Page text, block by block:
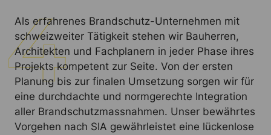
Als erfahrenes Brandschutz-Unternehmen mit
schweizweiter Tätigkeit stehen wir Bauherren,
Architekten und Fachplanern in jeder Phase ihres
Projekts kompetent zur Seite. Von der ersten
Planung bis zur finalen Umsetzung sorgen wir für
eine durchdachte und normgerechte Integration
aller Brandschutzmassnahmen. Unser bewährtes
Vorgehen nach SIA gewährleistet eine lückenlose